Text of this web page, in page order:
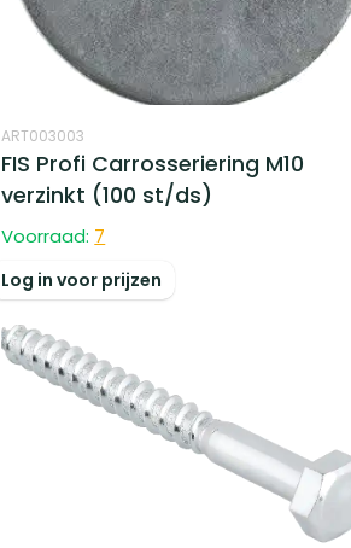
ART003003
FIS Profi Carrosseriering M10
verzinkt (100 st/ds)
Voorraad: 7
Log in voor prijzen